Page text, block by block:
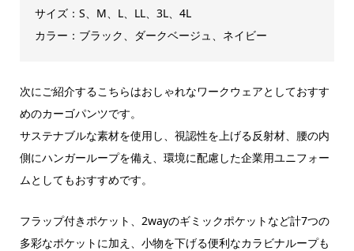
サイズ：S、M、L、LL、3L、4L
カラー：ブラック、ダークベージュ、ネイビー
次にご紹介するこちらはおしゃれなワークウェアとしておすす
めのカーゴパンツです。
サステナブルな素材を使用し、視認性を上げる反射材、腰の内
側にハンガーループを備え、環境に配慮した企業用ユニフォー
ムとしてもおすすめです。
フラップ付きポケット、2wayのギミックポケットなど計7つの
多彩なポケットに加え、小物を下げる便利なカラビナループも